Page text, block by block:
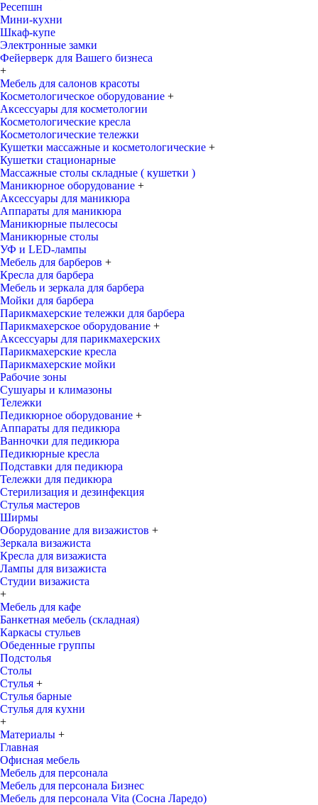
Ресепшн
Мини-кухни
Шкаф-купе
Электронные замки
Фейерверк для Вашего бизнеса
+
Мебель для салонов красоты
Косметологическое оборудование +
Аксессуары для косметологии
Косметологические кресла
Косметологические тележки
Кушетки массажные и косметологические +
Кушетки стационарные
Массажные столы складные ( кушетки )
Маникюрное оборудование +
Аксессуары для маникюра
Аппараты для маникюра
Маникюрные пылесосы
Маникюрные столы
УФ и LED-лампы
Мебель для барберов +
Кресла для барбера
Мебель и зеркала для барбера
Мойки для барбера
Парикмахерские тележки для барбера
Парикмахерское оборудование +
Аксессуары для парикмахерских
Парикмахерские кресла
Парикмахерские мойки
Рабочие зоны
Сушуары и климазоны
Тележки
Педикюрное оборудование +
Аппараты для педикюра
Ванночки для педикюра
Педикюрные кресла
Подставки для педикюра
Тележки для педикюра
Стерилизация и дезинфекция
Стулья мастеров
Ширмы
Оборудование для визажистов +
Зеркала визажиста
Кресла для визажиста
Лампы для визажиста
Студии визажиста
+
Мебель для кафе
Банкетная мебель (складная)
Каркасы стульев
Обеденные группы
Подстолья
Столы
Стулья +
Стулья барные
Стулья для кухни
+
Материалы +
Главная
Офисная мебель
Мебель для персонала
Мебель для персонала Бизнес
Мебель для персонала Vita (Сосна Ларедо)